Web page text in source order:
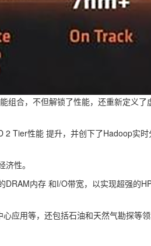
组合，不但解锁了性能，还重新定义了
2 Tier性能 提升，并创下了Hadoop实
性。
内存 和I/O带宽，以实现超强的
应用等，还包括石油和天然气勘探等